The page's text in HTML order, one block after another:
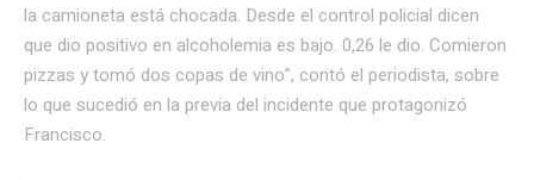
la camioneta está chocada. Desde el control policial dicen
que dio positivo en alcoholemia es bajo. 0,26 le dio. Comieron
pizzas y tomó dos copas de vino”, contó el periodista, sobre
lo que sucedió en la previa del incidente que protagonizó
Francisco.